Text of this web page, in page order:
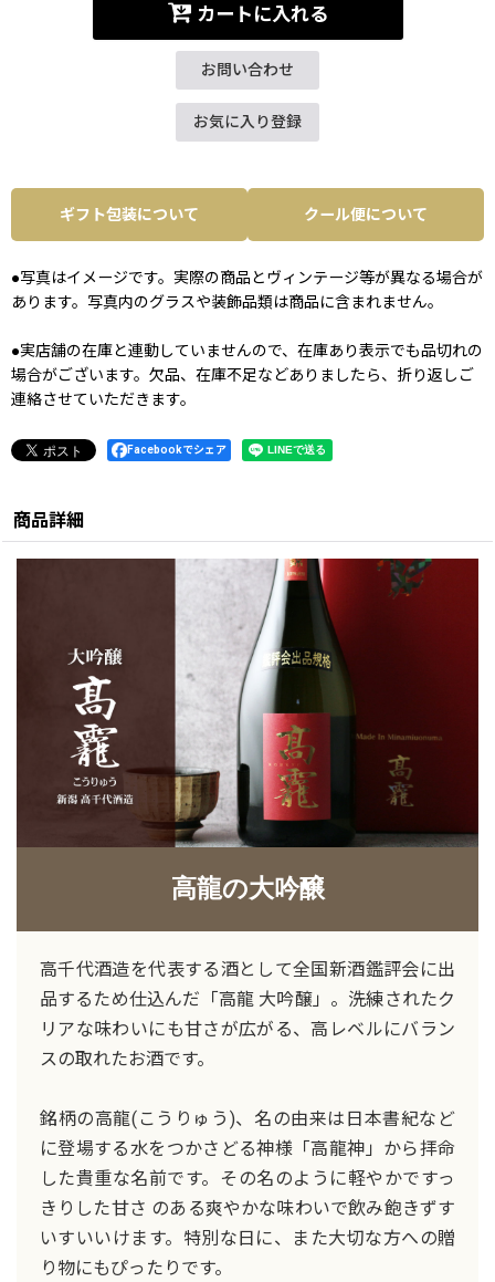
カートに入れる
お問い合わせ
お気に入り登録
ギフト包装について クール便について
●写真はイメージです。実際の商品とヴィンテージ等が異なる場合が
あります。写真内のグラスや装飾品類は商品に含まれません。
●実店舗の在庫と連動していませんので、在庫あり表示でも品切れの
場合がございます。欠品、在庫不足などありましたら、折り返しご
連絡させていただきます。
Facebookでシェア
商品詳細
高龍の大吟醸
高千代酒造を代表する酒として全国新酒鑑評会に出
品するため仕込んだ「高龍 大吟醸」。洗練されたク
リアな味わいにも甘さが広がる、高レベルにバラン
スの取れたお酒です。
銘柄の高龍(こうりゅう)、名の由来は日本書紀など
に登場する水をつかさどる神様「高龍神」から拝命
した貴重な名前です。その名のように軽やかですっ
きりした甘さ のある爽やかな味わいで飲み飽きずす
いすいいけます。特別な日に、また大切な方への贈
り物にもぴったりです。